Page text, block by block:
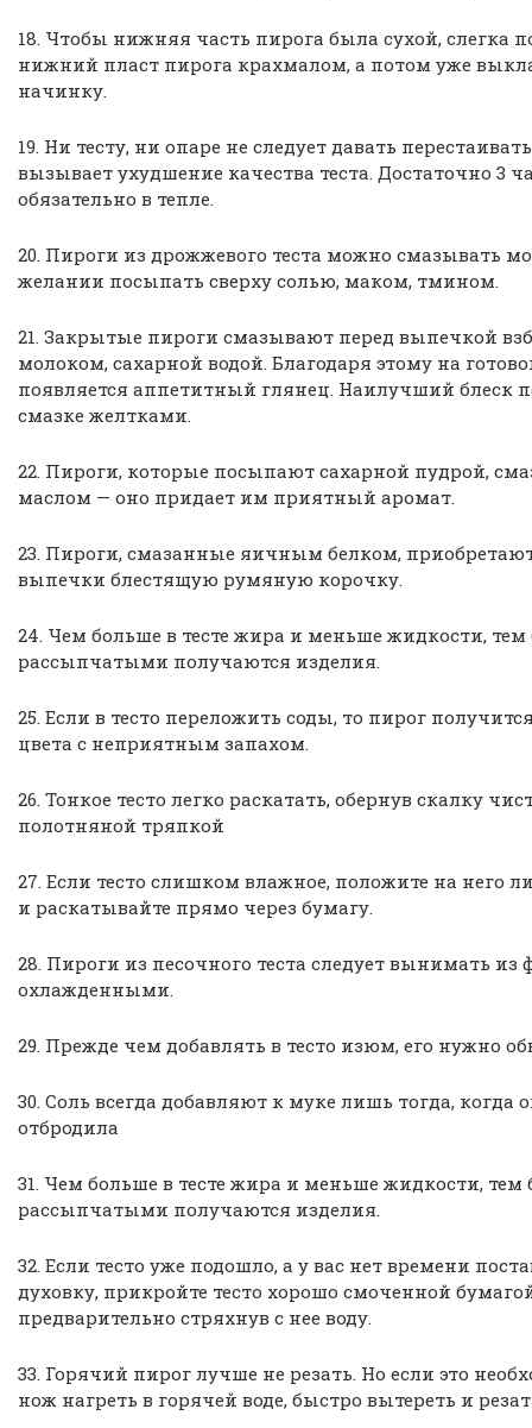
18. Чтобы нижняя часть пирога была сухой, слегка
нижний пласт пирога крахмалом, а потом уже
начинку.
19. Ни тесту, ни опаре не следует давать
вызывает ухудшение качества теста. Достаточно 3
обязательно в тепле.
20. Пироги из дрожжевого теста можно смазывать
желании посыпать сверху солью, маком, тмином.
21. Закрытые пироги смазывают перед выпечкой
молоком, сахарной водой. Благодаря этому на
появляется аппетитный глянец. Наилучший блеск
смазке желтками.
22. Пироги, которые посыпают сахарной пудрой,
маслом — оно придает им приятный аромат.
23. Пироги, смазанные яичным белком,
выпечки блестящую румяную корочку.
24. Чем больше в тесте жира и меньше жидкости, тем
рассыпчатыми получаются изделия.
25. Если в тесто переложить соды, то пирог
цвета с неприятным запахом.
26. Тонкое тесто легко раскатать, обернув скалку
полотняной тряпкой
27. Если тесто слишком влажное, положите на него
и раскатывайте прямо через бумагу.
28. Пироги из песочного теста следует вынимать из
охлажденными.
29. Прежде чем добавлять в тесто изюм, его нужно
30. Соль всегда добавляют к муке лишь тогда, когда
отбродила
31. Чем больше в тесте жира и меньше жидкости, тем
рассыпчатыми получаются изделия.
32. Если тесто уже подошло, а у вас нет времени
духовку, прикройте тесто хорошо смоченной
предварительно стряхнув с нее воду.
33. Горячий пирог лучше не резать. Но если это
нож нагреть в горячей воде, быстро вытереть и